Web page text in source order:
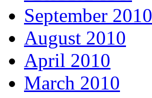
September 2010
August 2010
April 2010
March 2010